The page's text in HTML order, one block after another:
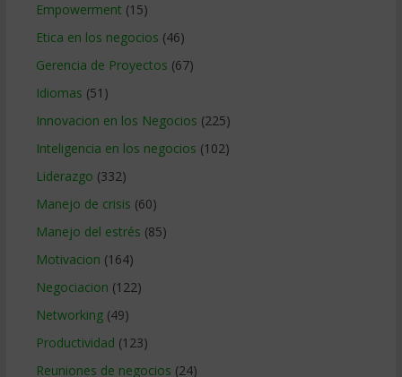
Empowerment (15)
Etica en los negocios (46)
Gerencia de Proyectos (67)
Idiomas (51)
Innovacion en los Negocios (225)
Inteligencia en los negocios (102)
Liderazgo (332)
Manejo de crisis (60)
Manejo del estrés (85)
Motivacion (164)
Negociacion (122)
Networking(49)
Productividad (123)
Reuniones de negocios (24)